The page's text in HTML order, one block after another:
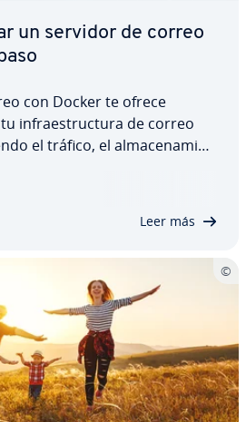
un servidor de correo
con Docker te ofrece
in­frae­s­tru­c­tu­ra de correo
el tráfico, el al­ma­ce­na­mie­
un servidor de correo
Leer más